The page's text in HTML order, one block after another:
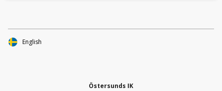
Östersunds IK
English